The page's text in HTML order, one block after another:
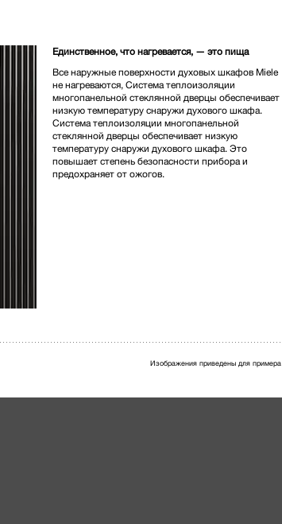
Цвет изделия: Чёрный обсидиан
* Розничная цена
Единственное, что нагревается, — это пища
Все наружные поверхности духовых шкафов Miele
не нагреваются, Система теплоизоляции
многопанельной стеклянной дверцы обеспечивает
низкую температуру снаружи духового шкафа.
Система теплоизоляции многопанельной
стеклянной дверцы обеспечивает низкую
температуру снаружи духового шкафа. Это
повышает степень безопасности прибора и
предохраняет от ожогов.
Изображения приведены для примера